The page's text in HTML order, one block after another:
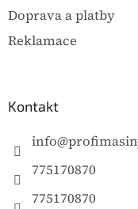
Doprava a platby
Reklamace
Kontakt
info@
775170870
775170870